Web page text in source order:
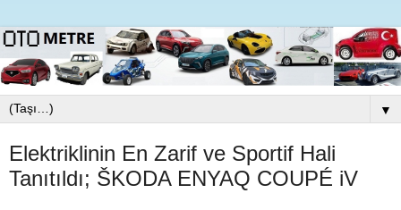
▼
Elektriklinin En Zarif ve Sportif Hali
Tanıtıldı; ŠKODA ENYAQ COUPÉ iV